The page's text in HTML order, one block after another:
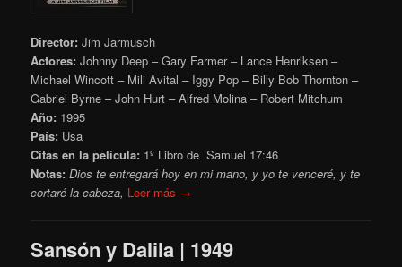
Director: Jim Jarmusch
Actores: Johnny Deep – Gary Farmer – Lance Henriksen –
Michael Wincott – Mili Avital – Iggy Pop – Billy Bob Thornton –
Gabriel Byrne – John Hurt – Alfred Molina – Robert Mitchum
Año: 1995
País: Usa
Citas en la película: 1º Libro de Samuel 17:46
Notas:Dios te entregará hoy en mi mano, y yo te venceré, y te
cortaré la cabeza, Leer más →
Sansón y Dalila | 1949